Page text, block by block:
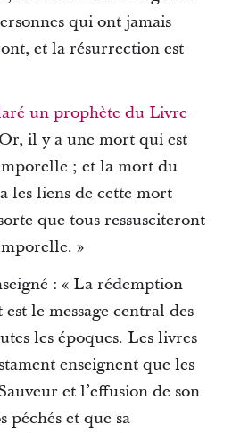
qui ont jamais
et la résurrection est
un prophète du Livre
il y a une mort qui est
; et la mort du
les liens de cette mort
que tous ressusciteront
»
: « La rédemption
le message central des
les époques. Les livres
enseignent que les
et l’effusion de son
péchés et que sa